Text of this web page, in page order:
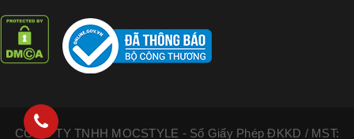
CÔNG TY TNHH MOCSTYLE - Số Giấy Phép ĐKKD / MST: